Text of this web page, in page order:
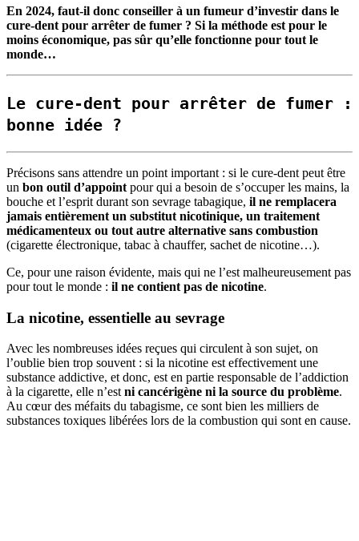
En 2024, faut-il donc conseiller à un fumeur d’investir dans le
cure-dent pour arrêter de fumer ? Si la méthode est pour le
moins économique, pas sûr qu’elle fonctionne pour tout le
monde…
Le cure-dent pour arrêter de fumer :
bonne idée ?
Précisons sans attendre un point important : si le cure-dent peut être
un bon outil d’appoint pour qui a besoin de s’occuper les mains, la
bouche et l’esprit durant son sevrage tabagique, il ne remplacera
jamais entièrement un substitut nicotinique, un traitement
médicamenteux ou tout autre alternative sans combustion
(cigarette électronique, tabac à chauffer, sachet de nicotine…).
Ce, pour une raison évidente, mais qui ne l’est malheureusement pas
pour tout le monde : il ne contient pas de nicotine.
La nicotine, essentielle au sevrage
Avec les nombreuses idées reçues qui circulent à son sujet, on
l’oublie bien trop souvent : si la nicotine est effectivement une
substance addictive, et donc, est en partie responsable de l’addiction
à la cigarette, elle n’est ni cancérigène ni la source du problème.
Au cœur des méfaits du tabagisme, ce sont bien les milliers de
substances toxiques libérées lors de la combustion qui sont en cause.